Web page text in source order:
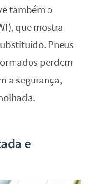
também o
que mostra
Pneus
perdem
a segurança,
e